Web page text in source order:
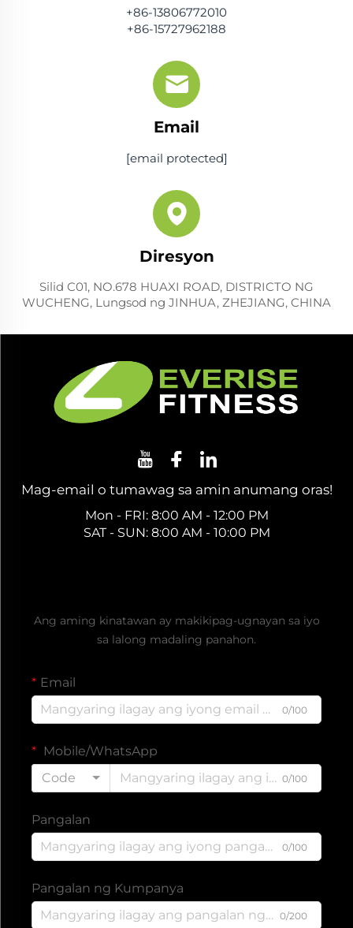
+86-13806772010
+86-15727962188
Email
[email protected]
Diresyon
Silid C01, NO.678 HUAXI ROAD, DISTRICTO NG
WUCHENG, Lungsod ng JINHUA, ZHEJIANG, CHINA
Mag-email o tumawag sa amin anumang oras!
Mon - FRI: 8:00 AM - 12:00 PM
SAT - SUN: 8:00 AM - 10:00 PM
Ang aming kinatawan ay makikipag-ugnayan sa iyo
sa lalong madaling panahon.
Email
0/100
Mobile/WhatsApp
Code
0/100
Pangalan
0/100
Pangalan ng Kumpanya
0/200